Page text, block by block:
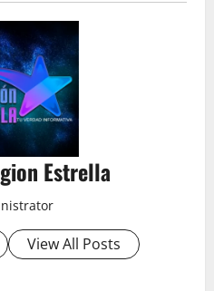
Estrella
View All Posts